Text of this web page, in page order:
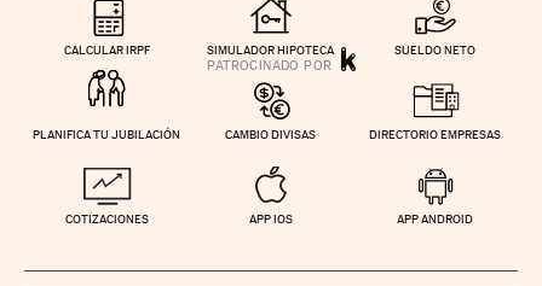
CALCULAR IRPF SIMULADOR HIPOTECA SUELDO NETO
PLANIFICA TU JUBILACIÓN CAMBIO DIVISAS DIRECTORIO EMPRESAS
COTIZACIONES APP IOS APP ANDROID